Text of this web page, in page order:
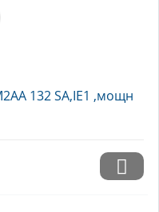
132 SA,IE1 ,мощн